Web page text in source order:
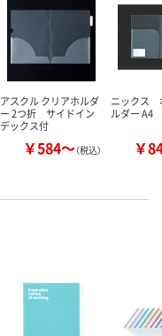
アスクル クリアホルダ
ー 2つ折 サイドイン
デックス付
￥584～（税込）
ニックス
ルダー A4
￥